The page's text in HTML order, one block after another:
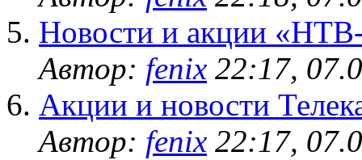
Новости и акции
Автор: fenix 22:17,
Акции и новости
Автор: fenix 22:17,